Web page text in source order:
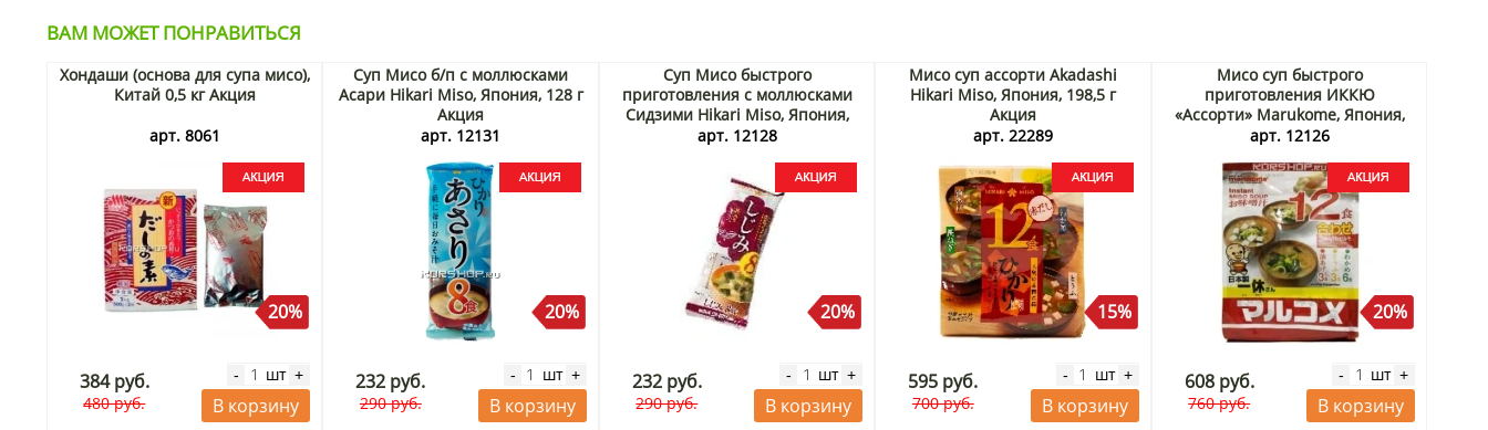
ВАМ МОЖЕТ ПОНРАВИТЬСЯ
Хондаши (основа для супа мисо),
Китай 0,5 кг Акция
арт. 8061
20%
384 руб.
480 руб.
- шт +
В корзину
Cуп Мисо б/п с моллюсками
Асари Hikari Miso, Япония, 128 г
Акция
арт. 12131
20%
232 руб.
290 руб.
- шт +
В корзину
Суп Мисо быстрого
приготовления с моллюсками
Сидзими Hikari Miso, Япония,
132 г Акция
арт. 12128
20%
232 руб.
290 руб.
- шт +
В корзину
Мисо суп ассорти Akadashi
Hikari Miso, Япония, 198,5 г
Акция
арт. 22289
15%
595 руб.
700 руб.
- шт +
В корзину
Мисо суп быстрого
приготовления ИККЮ
«Ассорти» Marukome, Япония,
12 порций Акция
арт. 12126
20%
608 руб.
760 руб.
- шт +
В корзину